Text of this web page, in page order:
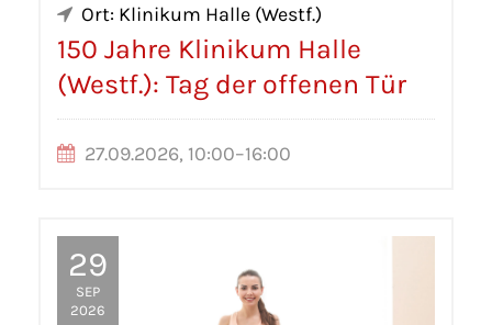
Ort: Klinikum Halle (Westf.)
150 Jahre Klinikum Halle
(Westf.): Tag der offenen Tür
27.09.2026, 10:00–16:00
29
SEP
2026